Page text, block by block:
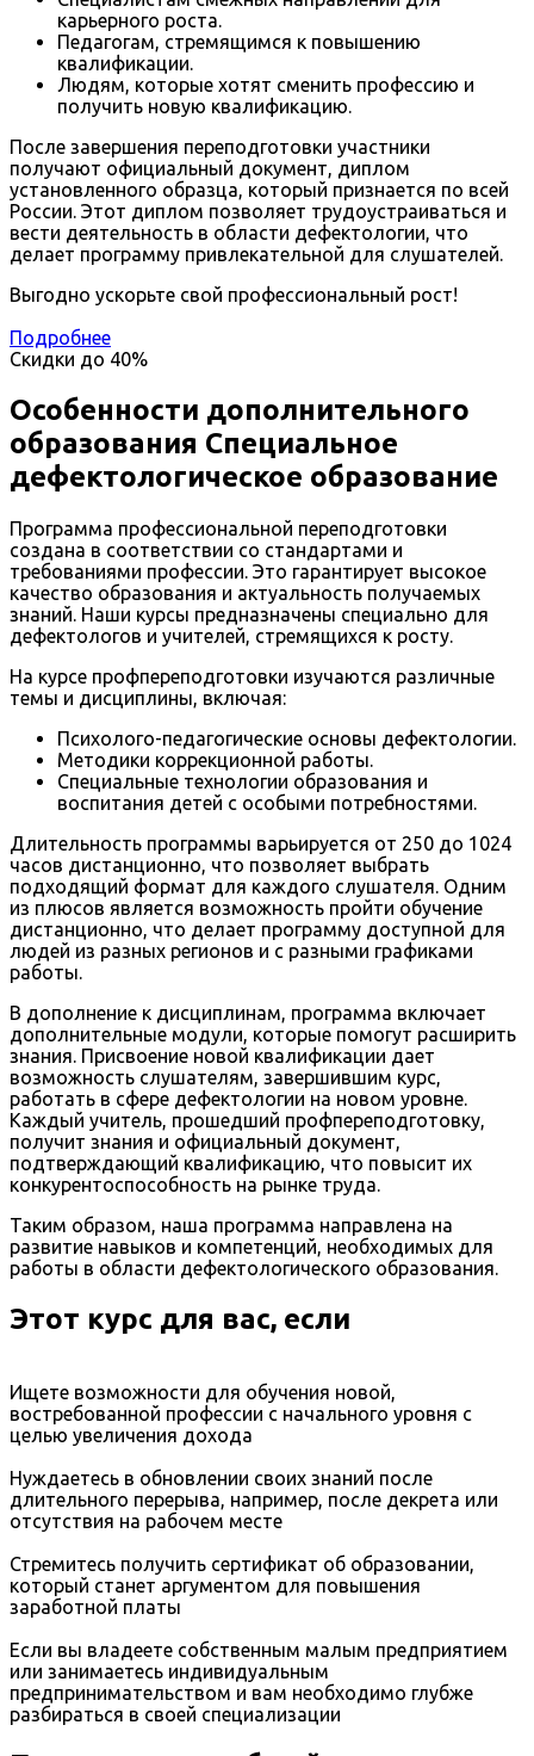
карьерного роста.
Педагогам, стремящимся к повышению
квалификации.
Людям, которые хотят сменить профессию и
получить новую квалификацию.
После завершения переподготовки участники
получают официальный документ, диплом
установленного образца, который признается по всей
России. Этот диплом позволяет трудоустраиваться и
вести деятельность в области дефектологии, что
делает программу привлекательной для слушателей.
Выгодно ускорьте свой профессиональный рост!
Подробнее
Скидки до 40%
Особенности дополнительного
образования Специальное
дефектологическое образование
Программа профессиональной переподготовки
создана в соответствии со стандартами и
требованиями профессии. Это гарантирует высокое
качество образования и актуальность получаемых
знаний. Наши курсы предназначены специально для
дефектологов и учителей, стремящихся к росту.
На курсе профпереподготовки изучаются различные
темы и дисциплины, включая:
Психолого-педагогические основы дефектологии.
Методики коррекционной работы.
Специальные технологии образования и
воспитания детей с особыми потребностями.
Длительность программы варьируется от 250 до 1024
часов дистанционно, что позволяет выбрать
подходящий формат для каждого слушателя. Одним
из плюсов является возможность пройти обучение
дистанционно, что делает программу доступной для
людей из разных регионов и с разными графиками
работы.
В дополнение к дисциплинам, программа включает
дополнительные модули, которые помогут расширить
знания. Присвоение новой квалификации дает
возможность слушателям, завершившим курс,
работать в сфере дефектологии на новом уровне.
Каждый учитель, прошедший профпереподготовку,
получит знания и официальный документ,
подтверждающий квалификацию, что повысит их
конкурентоспособность на рынке труда.
Таким образом, наша программа направлена на
развитие навыков и компетенций, необходимых для
работы в области дефектологического образования.
Этот курс для вас, если
Ищете возможности для обучения новой,
востребованной профессии с начального уровня с
целью увеличения дохода
Нуждаетесь в обновлении своих знаний после
длительного перерыва, например, после декрета или
отсутствия на рабочем месте
Стремитесь получить сертификат об образовании,
который станет аргументом для повышения
заработной платы
Если вы владеете собственным малым предприятием
или занимаетесь индивидуальным
предпринимательством и вам необходимо глубже
разбираться в своей специализации